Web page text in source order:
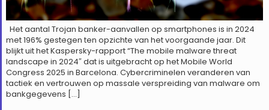
Het aantal Trojan banker-aanvallen op smartphones is in 2024
met 196% gestegen ten opzichte van het voorgaande jaar. Dit
blijkt uit het Kaspersky-rapport “The mobile malware threat
landscape in 2024″ dat is uitgebracht op het Mobile World
Congress 2025 in Barcelona. Cybercriminelen veranderen van
tactiek en vertrouwen op massale verspreiding van malware om
bankgegevens […]